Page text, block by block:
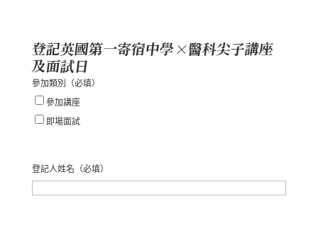
登記英國第一寄宿中學×醫科尖子講座
及面試日
參加類別
（必填）
參加講座
即場面試
登記人姓名 （必填）